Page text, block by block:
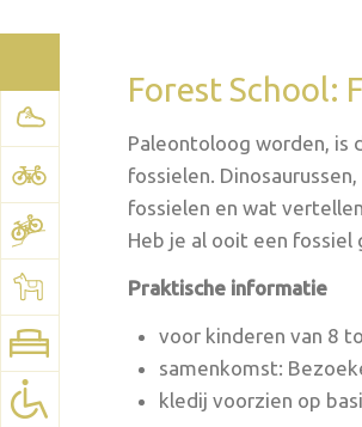
Forest School:
Bekijk het plan:
Google Maps
Paleontoloog worden, is
fossielen.
fossielen en wat
Heb je al ooit een fossiel
Praktische informatie
voor kinderen van 8
samenkomst:
kledij voorzien op